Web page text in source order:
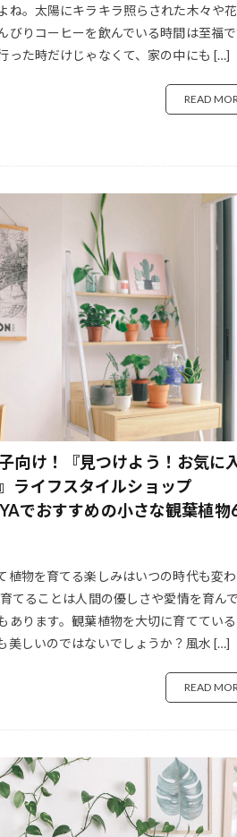
ね。太陽にキラキラ照らされた木々や
びりコーヒーを飲んでいる時間は至福で
った時だけじゃなくて、家の中にも […]
READ
向け！『見つけよう！お気に
ライフスタイルショップ
でおすすめの小さな観葉植物
植物を育てる楽しみはいつの時代も変
てることは人間の優しさや愛情を育ん
あります。観葉植物を大切に育ててい
美しいのではないでしょうか？風水 […]
READ
ち時間 庭づくり おうち時間 観葉植物
おしゃれドリンク おしゃれな盛り
オニバスコーヒー フグレン オフ
オリゴ糖
お茶に合う
カメラ カフェ キャンプ
カフェ
ースター カフェ 工場リノベーション
プン カフェ 音楽 カフェBGM
カフェご飯 カフェマスター おすすめ
カフェライフマガジン カフェレシピ
カフェ風メニュー カメラ
カ
カメラカップル おすすめカメラ
ー カリタ コーヒーフィルター
キッチングッズ キッチンユノートル
キャンプ かき氷 キャンプ カセット
テーブル キャンプでパスタ
キャ
キャンプ初心者 キャンプ料理
くすみカラー インテリア
くすみカ
みカラー 文房具 クッカー
グッド
ケンタッキー コーデックス
ラインダー おすすめ 2021 コーヒー
い ショップ 2021 コーヒー 豆知識
に合うおやつ コーヒ
コーヒーを淹れ
コーヒー豆 マンデリン
コーヒー豆
ルマン ココア ケーキ レシピ
コ
こんなカメラ好きは嫌だ コンビニスイ
ボテン女子 サンドイッチ レシピ